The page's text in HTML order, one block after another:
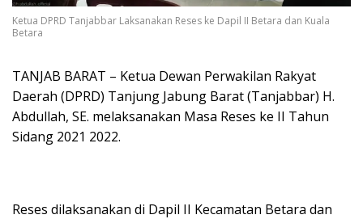
Ketua DPRD Tanjabbar Laksanakan Reses ke Dapil II Betara dan Kuala
Betara
TANJAB BARAT – Ketua Dewan Perwakilan Rakyat
Daerah (DPRD) Tanjung Jabung Barat (Tanjabbar) H.
Abdullah, SE. melaksanakan Masa Reses ke II Tahun
Sidang 2021 2022.
Reses dilaksanakan di Dapil II Kecamatan Betara dan